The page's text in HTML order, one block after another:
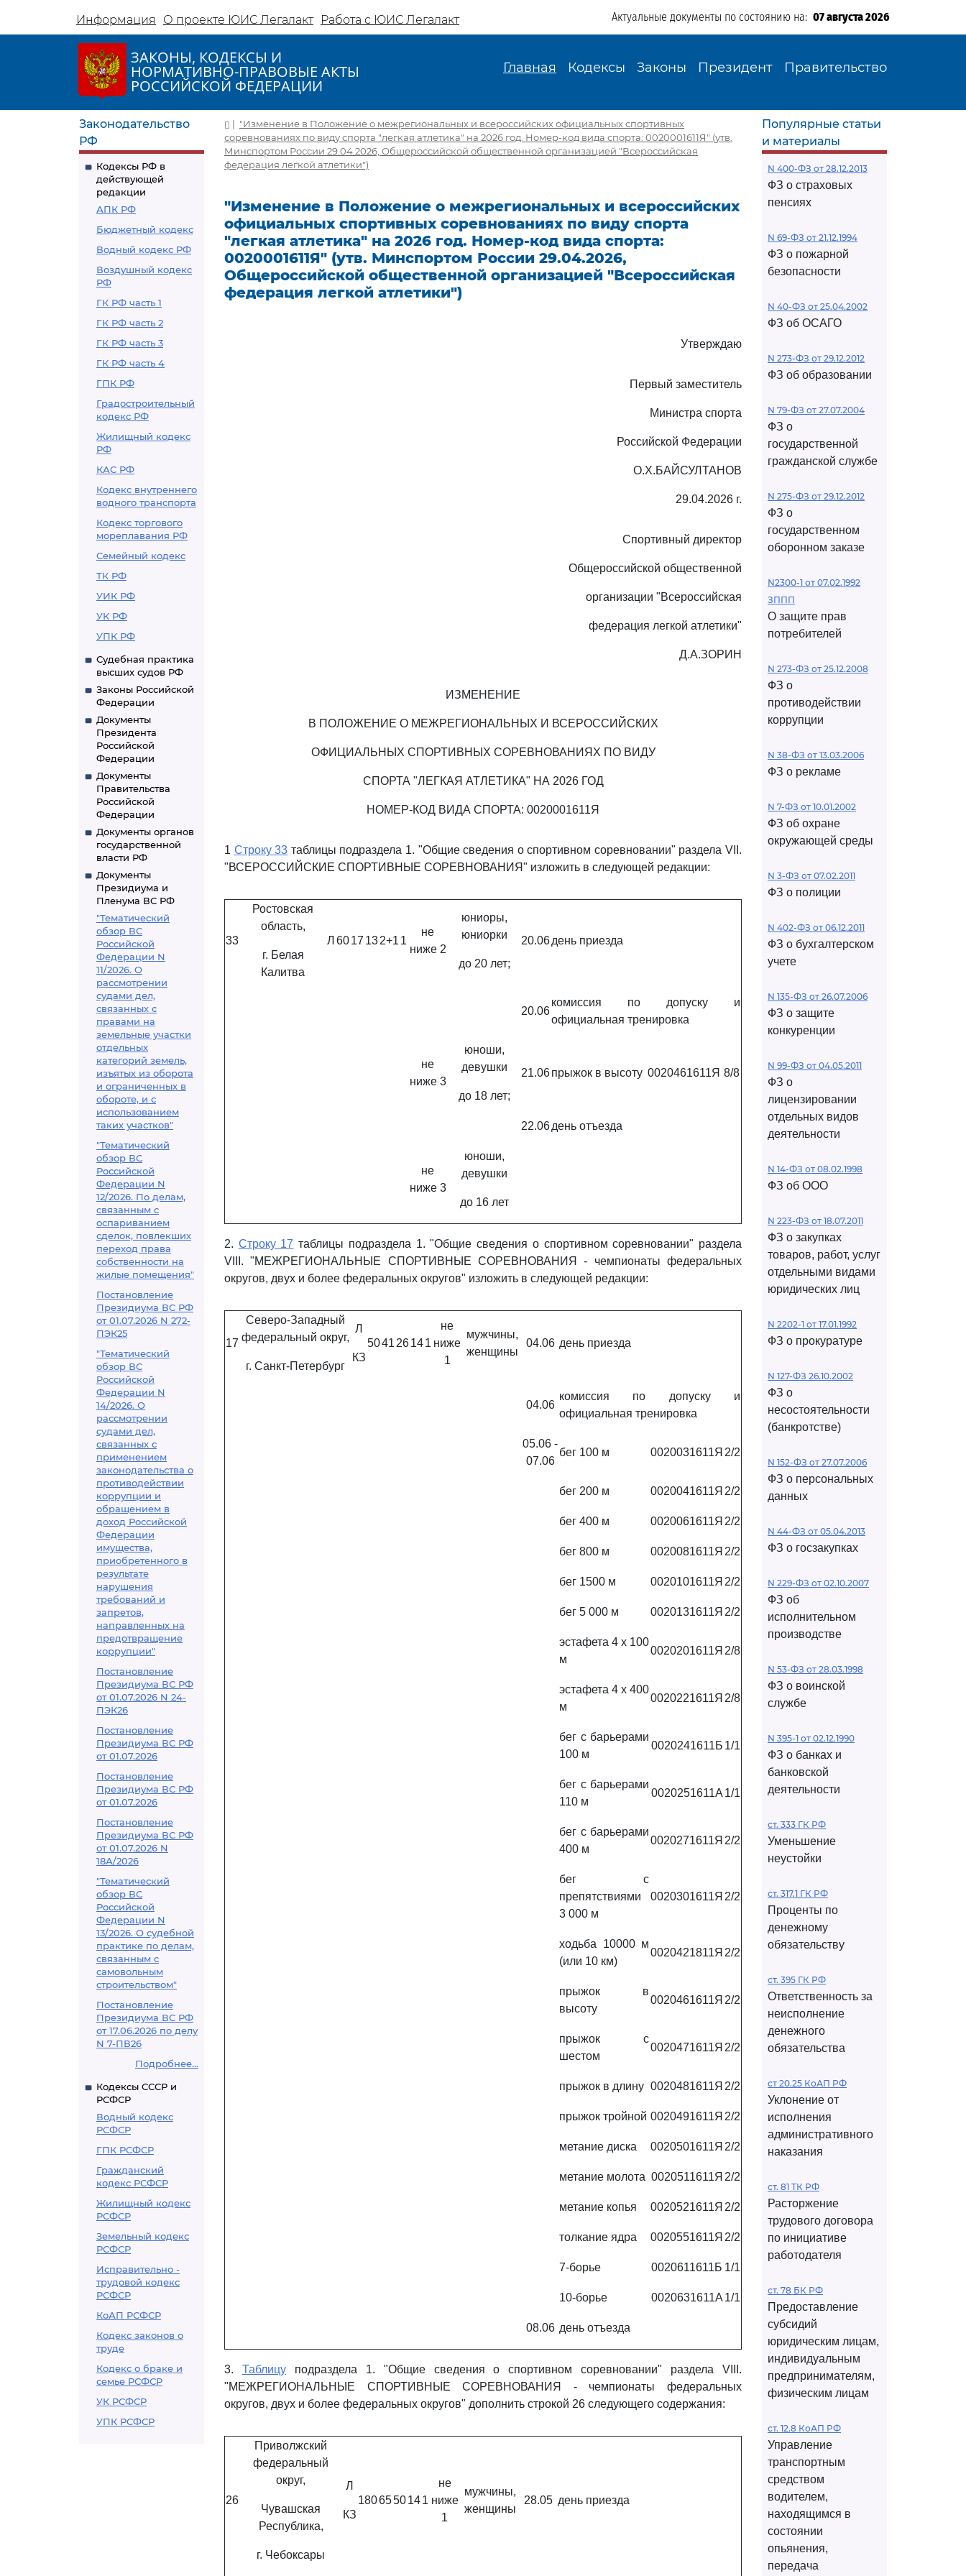
Информация О проекте ЮИС Легалакт Работа с ЮИС Легалакт Актуальные документы по состоянию на: 07 августа 2026
ЗАКОНЫ, КОДЕКСЫ И
НОРМАТИВНО-ПРАВОВЫЕ АКТЫ
РОССИЙСКОЙ ФЕДЕРАЦИИ
Главная Кодексы Законы Президент Правительство
Законодательство
РФ
Кодексы РФ в
действующей
редакции
АПК РФ
Бюджетный кодекс
Водный кодекс РФ
Воздушный кодекс
РФ
ГК РФ часть 1
ГК РФ часть 2
ГК РФ часть 3
ГК РФ часть 4
ГПК РФ
Градостроительный
кодекс РФ
Жилищный кодекс
РФ
КАС РФ
Кодекс внутреннего
водного транспорта
Кодекс торгового
мореплавания РФ
Семейный кодекс
ТК РФ
УИК РФ
УК РФ
УПК РФ
Судебная практика
высших судов РФ
Законы Российской
Федерации
Документы
Президента
Российской
Федерации
Документы
Правительства
Российской
Федерации
Документы органов
государственной
власти РФ
Документы
Президиума и
Пленума ВС РФ
"Тематический
обзор ВС
Российской
Федерации N
11/2026. О
рассмотрении
судами дел,
связанных с
правами на
земельные участки
отдельных
категорий земель,
изъятых из оборота
и ограниченных в
обороте, и с
использованием
таких участков"
"Тематический
обзор ВС
Российской
Федерации N
12/2026. По делам,
связанным с
оспариванием
сделок, повлекших
переход права
собственности на
жилые помещения"
Постановление
Президиума ВС РФ
от 01.07.2026 N 272-
ПЭК25
"Тематический
обзор ВС
Российской
Федерации N
14/2026. О
рассмотрении
судами дел,
связанных с
применением
законодательства о
противодействии
коррупции и
обращением в
доход Российской
Федерации
имущества,
приобретенного в
результате
нарушения
требований и
запретов,
направленных на
предотвращение
коррупции"
Постановление
Президиума ВС РФ
от 01.07.2026 N 24-
ПЭК26
Постановление
Президиума ВС РФ
от 01.07.2026
Постановление
Президиума ВС РФ
от 01.07.2026
Постановление
Президиума ВС РФ
от 01.07.2026 N
18А/2026
"Тематический
обзор ВС
Российской
Федерации N
13/2026. О судебной
практике по делам,
связанным с
самовольным
строительством"
Постановление
Президиума ВС РФ
от 17.06.2026 по делу
N 7-ПВ26
Подробнее...
Кодексы СССР и
РСФСР
Водный кодекс
РСФСР
ГПК РСФСР
Гражданский
кодекс РСФСР
Жилищный кодекс
РСФСР
Земельный кодекс
РСФСР
Исправительно -
трудовой кодекс
РСФСР
КоАП РСФСР
Кодекс законов о
труде
Кодекс о браке и
семье РСФСР
УК РСФСР
УПК РСФСР
| "Изменение в Положение о межрегиональных и всероссийских официальных спортивных
соревнованиях по виду спорта "легкая атлетика" на 2026 год. Номер-код вида спорта: 0020001611Я" (утв.
Минспортом России 29.04.2026, Общероссийской общественной организацией "Всероссийская
федерация легкой атлетики")
"Изменение в Положение о межрегиональных и всероссийских
официальных спортивных соревнованиях по виду спорта
"легкая атлетика" на 2026 год. Номер-код вида спорта:
0020001611Я" (утв. Минспортом России 29.04.2026,
Общероссийской общественной организацией "Всероссийская
федерация легкой атлетики")
Утверждаю
Первый заместитель
Министра спорта
Российской Федерации
О.Х.БАЙСУЛТАНОВ
29.04.2026 г.
Спортивный директор
Общероссийской общественной
организации "Всероссийская
федерация легкой атлетики"
Д.А.ЗОРИН
ИЗМЕНЕНИЕ
В ПОЛОЖЕНИЕ О МЕЖРЕГИОНАЛЬНЫХ И ВСЕРОССИЙСКИХ
ОФИЦИАЛЬНЫХ СПОРТИВНЫХ СОРЕВНОВАНИЯХ ПО ВИДУ
СПОРТА "ЛЕГКАЯ АТЛЕТИКА" НА 2026 ГОД
НОМЕР-КОД ВИДА СПОРТА: 0020001611Я
1 Строку 33 таблицы подраздела 1. "Общие сведения о спортивном соревновании" раздела VII.
"ВСЕРОССИЙСКИЕ СПОРТИВНЫЕ СОРЕВНОВАНИЯ" изложить в следующей редакции:
33
Ростовская
область,
г. Белая
Калитва
Л 6017 132+1 1
не
ниже 2
юниоры,
юниорки
до 20 лет;
20.06день приезда
20.06
комиссия по допуску и
официальная тренировка
не
ниже 3
юноши,
девушки
до 18 лет;
21.06прыжок в высоту 0020461611Я 8/8
22.06день отъезда
не
ниже 3
юноши,
девушки
до 16 лет
2. Строку 17 таблицы подраздела 1. "Общие сведения о спортивном соревновании" раздела
VIII. "МЕЖРЕГИОНАЛЬНЫЕ СПОРТИВНЫЕ СОРЕВНОВАНИЯ - чемпионаты федеральных
округов, двух и более федеральных округов" изложить в следующей редакции:
17
Северо-Западный
федеральный округ,
г. Санкт-Петербург
Л
КЗ
5041 26141
не
ниже
1
мужчины,
женщины
04.06 день приезда
04.06
комиссия по допуску и
официальная тренировка
05.06 -
07.06
бег 100 м 0020031611Я 2/2
бег 200 м 0020041611Я 2/2
бег 400 м 0020061611Я 2/2
бег 800 м 0020081611Я 2/2
бег 1500 м 0020101611Я 2/2
бег 5 000 м 0020131611Я 2/2
эстафета 4 x 100
м
0020201611Я 2/8
эстафета 4 x 400
м
0020221611Я 2/8
бег с барьерами
100 м
0020241611Б 1/1
бег с барьерами
110 м
0020251611А 1/1
бег с барьерами
400 м
0020271611Я 2/2
бег с
препятствиями
3 000 м
0020301611Я 2/2
ходьба 10000 м
(или 10 км)
0020421811Я 2/2
прыжок в
высоту
0020461611Я 2/2
прыжок с
шестом
0020471611Я 2/2
прыжок в длину 0020481611Я 2/2
прыжок тройной 0020491611Я 2/2
метание диска 0020501611Я 2/2
метание молота 0020511611Я 2/2
метание копья 0020521611Я 2/2
толкание ядра 0020551611Я 2/2
7-борье 0020611611Б 1/1
10-борье 0020631611А 1/1
08.06 день отъезда
3. Таблицуподраздела 1. "Общие сведения о спортивном соревновании" раздела VIII.
"МЕЖРЕГИОНАЛЬНЫЕ СПОРТИВНЫЕ СОРЕВНОВАНИЯ - чемпионаты федеральных
округов, двух и более федеральных округов" дополнить строкой 26 следующего содержания:
26
Приволжский
федеральный
округ,
Чувашская
Республика,
г. Чебоксары
Л
КЗ
1806550141
не
ниже
1
мужчины,
женщины
28.05 день приезда
Популярные статьи
и материалы
N 400-ФЗ от 28.12.2013
ФЗ о страховых
пенсиях
N 69-ФЗ от 21.12.1994
ФЗ о пожарной
безопасности
N 40-ФЗ от 25.04.2002
ФЗ об ОСАГО
N 273-ФЗ от 29.12.2012
ФЗ об образовании
N 79-ФЗ от 27.07.2004
ФЗ о
государственной
гражданской службе
N 275-ФЗ от 29.12.2012
ФЗ о
государственном
оборонном заказе
N2300-1 от 07.02.1992
ЗППП
О защите прав
потребителей
N 273-ФЗ от 25.12.2008
ФЗ о
противодействии
коррупции
N 38-ФЗ от 13.03.2006
ФЗ о рекламе
N 7-ФЗ от 10.01.2002
ФЗ об охране
окружающей среды
N 3-ФЗ от 07.02.2011
ФЗ о полиции
N 402-ФЗ от 06.12.2011
ФЗ о бухгалтерском
учете
N 135-ФЗ от 26.07.2006
ФЗ о защите
конкуренции
N 99-ФЗ от 04.05.2011
ФЗ о
лицензировании
отдельных видов
деятельности
N 14-ФЗ от 08.02.1998
ФЗ об ООО
N 223-ФЗ от 18.07.2011
ФЗ о закупках
товаров, работ, услуг
отдельными видами
юридических лиц
N 2202-1 от 17.01.1992
ФЗ о прокуратуре
N 127-ФЗ 26.10.2002
ФЗ о
несостоятельности
(банкротстве)
N 152-ФЗ от 27.07.2006
ФЗ о персональных
данных
N 44-ФЗ от 05.04.2013
ФЗ о госзакупках
N 229-ФЗ от 02.10.2007
ФЗ об
исполнительном
производстве
N 53-ФЗ от 28.03.1998
ФЗ о воинской
службе
N 395-1 от 02.12.1990
ФЗ о банках и
банковской
деятельности
ст. 333 ГК РФ
Уменьшение
неустойки
ст. 317.1 ГК РФ
Проценты по
денежному
обязательству
ст. 395 ГК РФ
Ответственность за
неисполнение
денежного
обязательства
ст 20.25 КоАП РФ
Уклонение от
исполнения
административного
наказания
ст. 81 ТК РФ
Расторжение
трудового договора
по инициативе
работодателя
ст. 78 БК РФ
Предоставление
субсидий
юридическим лицам,
индивидуальным
предпринимателям,
физическим лицам
ст. 12.8 КоАП РФ
Управление
транспортным
средством
водителем,
находящимся в
состоянии
опьянения,
передача